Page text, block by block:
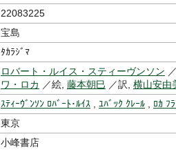
22083225
宝島
ﾀｶﾗｼﾞﾏ
ロバート・ルイス・スティーヴンソン
ワ・ロカ ／絵, 藤本朝巳 ／訳, 横山安由
ｽﾃｨｰｳﾞﾝｿﾝ ﾛﾊﾞｰﾄ･ﾙｲｽ ﾕﾊﾞｯｸ ｸﾚｰﾙ
ﾛｶ ﾌ
東京
小峰書店